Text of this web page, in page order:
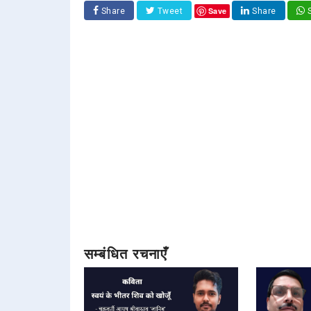
Share Tweet Save Share
सम्बंधित रचनाएँ